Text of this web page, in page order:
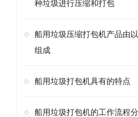
种垃圾进行压缩和打包
船用垃圾压缩打包机产品由
组成
船用垃圾打包机具有的特点
船用垃圾打包机的工作流程